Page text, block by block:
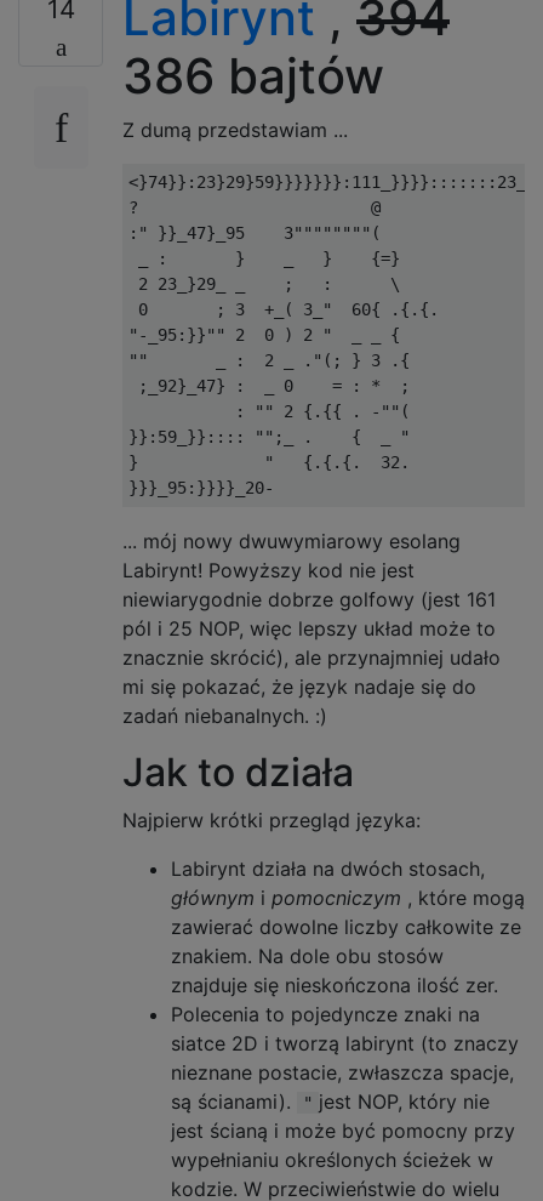
14 Labirynt , 394
386 bajtów
Z dumą przedstawiam ...
?                        @
:" }}_47}_95    3""""""""(
_ :       }    _   }    {=}
2 23_}29_ _    ;   :      \
0       ; 3  +_( 3_"  60{ .{.{.
"-_95:}}"" 2  0 ) 2 "  _ _ {
""       _ :  2 _ ."(; } 3 .{
;_92}_47} :  _ 0    = : *  ;
           : "" 2 {.{{ . -""(
}}:59_}}:::: "";_ .    {  _ "
}             "   {.{.{.  32.
... mój nowy dwuwymiarowy esolang
Labirynt! Powyższy kod nie jest
niewiarygodnie dobrze golfowy (jest 161
pól i 25 NOP, więc lepszy układ może to
znacznie skrócić), ale przynajmniej udało
mi się pokazać, że język nadaje się do
zadań niebanalnych. :)
Jak to działa
Najpierw krótki przegląd języka:
Labirynt działa na dwóch stosach,
głównym i pomocniczym , które mogą
zawierać dowolne liczby całkowite ze
znakiem. Na dole obu stosów
znajduje się nieskończona ilość zer.
Polecenia to pojedyncze znaki na
siatce 2D i tworzą labirynt (to znaczy
nieznane postacie, zwłaszcza spacje,
są ścianami).
" jest NOP, który nie
jest ścianą i może być pomocny przy
wypełnianiu określonych ścieżek w
kodzie. W przeciwieństwie do wielu